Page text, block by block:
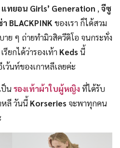
แทยอน Girls’ Generation , จีซู
BLACKPINK ของเรา ก็ได้สวม
ย ๆ ถ่ายทำมิวสิควีดิโอ จนกระทั่ง
ยกได้ว่ารองเท้า Kedsนี้
ว้นท์ของเกาหลีเลยค่ะ
ป็นรองเท้าผ้าใบผู้หญิงที่ได้รับ
หลี วันนี้ Korseries จะพาทุกคน